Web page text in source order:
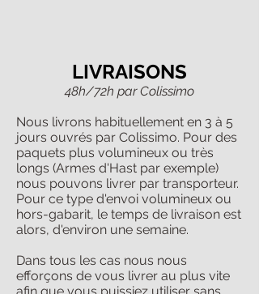
LIVRAISONS
48h/72h par Colissimo
Nous livrons habituellement en 3 à 5
jours ouvrés par Colissimo. Pour des
paquets plus volumineux ou très
longs (Armes d'Hast par exemple)
nous pouvons livrer par transporteur.
Pour ce type d'envoi volumineux ou
hors-gabarit, le temps de livraison est
alors, d'environ une semaine.
Dans tous les cas nous nous
efforçons de vous livrer au plus vite